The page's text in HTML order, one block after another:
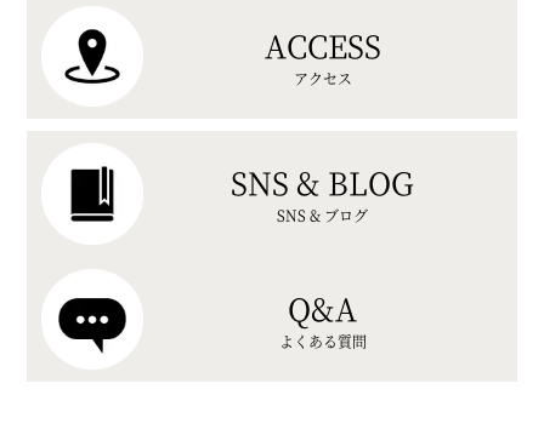
ACCESS
アクセス
SNS & BLOG
SNS & ブログ
Q&A
よくある質問